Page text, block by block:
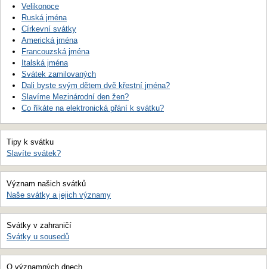
Velikonoce
Ruská jména
Církevní svátky
Americká jména
Francouzská jména
Italská jména
Svátek zamilovaných
Dali byste svým dětem dvě křestní jména?
Slavíme Mezinárodní den žen?
Co říkáte na elektronická přání k svátku?
Tipy k svátku
Slavíte svátek?
Význam našich svátků
Naše svátky a jejich významy
Svátky v zahraničí
Svátky u sousedů
O významných dnech